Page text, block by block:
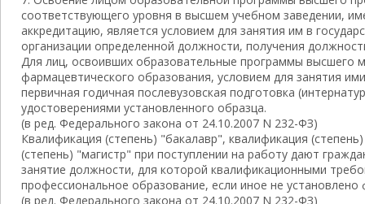
соответствующего уровня в высшем учебном заведении,
аккредитацию, является условием для занятия им в
организации определенной должности, получения
Для лиц, освоивших образовательные программы высшего
фармацевтического образования, условием для занятия
первичная годичная послевузовская подготовка
удостоверениями установленного образца.
(в ред. Федерального закона от 24.10.2007 N 232-ФЗ)
Квалификация (степень) "бакалавр", квалификация
(степень) "магистр" при поступлении на работу дают
занятие должности, для которой квалификационными
профессиональное образование, если иное не
(в ред. Федерального закона от 24.10.2007 N 232-ФЗ)